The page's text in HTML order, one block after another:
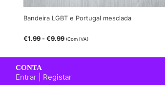
Bandeira LGBT e Portugal mesclada
€1.99 -€9.99 (Com IVA)
CONTA
Entrar | Registar